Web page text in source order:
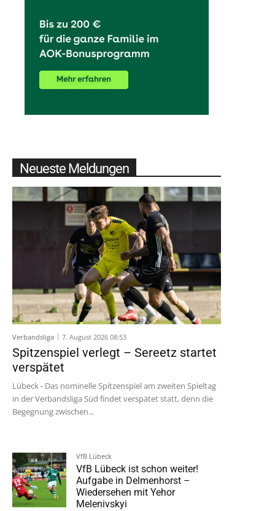
Neueste Meldungen
Verbandsliga 7. August 2026 08:53
Spitzenspiel verlegt – Sereetz startet
verspätet
Lübeck - Das nominelle Spitzenspiel am zweiten Spieltag
in der Verbandsliga Süd findet verspätet statt, denn die
Begegnung zwischen...
VfB Lübeck
VfB Lübeck ist schon weiter!
Aufgabe in Delmenhorst –
Wiedersehen mit Yehor
Melenivskyi